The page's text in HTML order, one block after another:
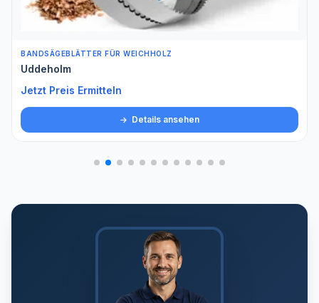
BANDSÄGEBLÄTTER FÜR WEICHHOLZ
Uddeholm
Jetzt Preis Ermitteln
Details ansehen